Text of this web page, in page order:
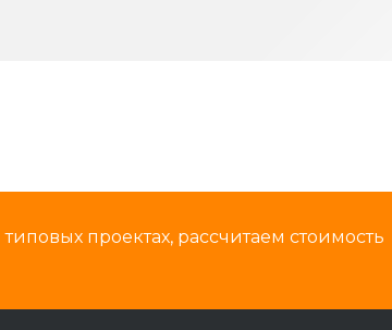
проектах, рассчитаем стоимость